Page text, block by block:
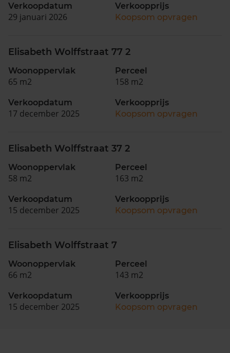
Verkoopdatum
29 januari 2026
Verkoopprijs
Koopsom opvragen
Elisabeth Wolffstraat 77 2
Woonoppervlak
65 m2
Perceel
158 m2
Verkoopdatum
17 december 2025
Verkoopprijs
Koopsom opvragen
Elisabeth Wolffstraat 37 2
Woonoppervlak
58 m2
Perceel
163 m2
Verkoopdatum
15 december 2025
Verkoopprijs
Koopsom opvragen
Elisabeth Wolffstraat 7
Woonoppervlak
66 m2
Perceel
143 m2
Verkoopdatum
15 december 2025
Verkoopprijs
Koopsom opvragen